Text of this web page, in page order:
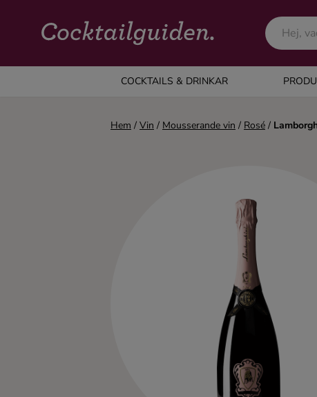
COCKTAILS & DRINKAR
COCKTAILS & DRINKAR
Alla cocktails & drinkar
Hem / Vin / Mousserande vin / Rosé /